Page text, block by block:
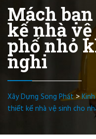
Mách
kế nhà
phố nhỏ
nghi
Xây Dựng Song Phát>
thiết kế nhà vệ sinh cho